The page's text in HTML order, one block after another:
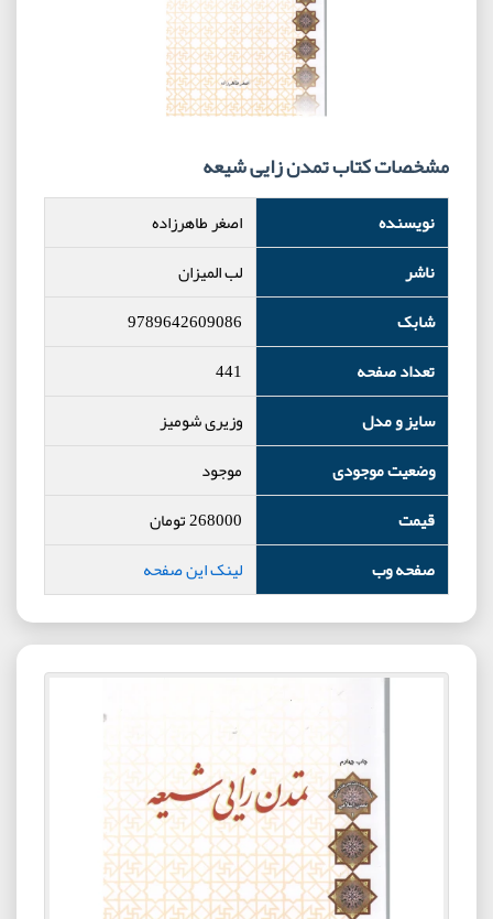
مشخصات کتاب تمدن زایی شیعه
نویسنده
اصغر طاهرزاده
ناشر
لب المیزان
شابک
9789642609086
تعداد صفحه
441
سایز و مدل
وزیری شومیز
وضعیت موجودی
موجود
قیمت
268000تومان
صفحه وب
لینک این صفحه